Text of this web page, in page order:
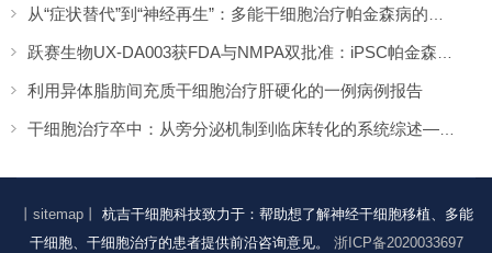
利用异体脂肪间充质干细胞治疗肝硬化的一例病例报告
丨sitemap丨
杭吉干细胞科技致力于：帮助想了解神经干细胞移植、多能
干细胞、干细胞治疗的患者提供前沿咨询意见。 浙ICP备2020033697